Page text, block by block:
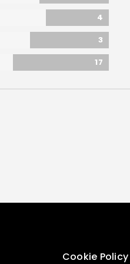
4
3
17
Cookie Policy